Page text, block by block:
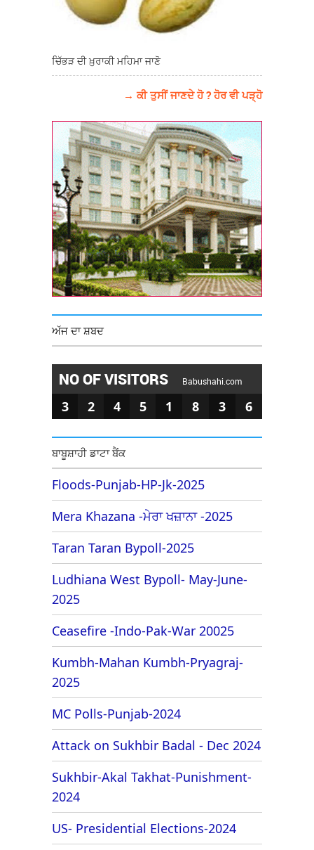
ਚਿੱਭੜ ਦੀ ਖ਼ੁਰਾਕੀ ਮਹਿਮਾ ਜਾਣੋ
→ ਕੀ ਤੁਸੀਂ ਜਾਣਦੇ ਹੋ ? ਹੋਰ ਵੀ ਪੜ੍ਹੋ
ਅੱਜ ਦਾ ਸ਼ਬਦ
NO OF VISITORS Babushahi.com
3 2 4 5 1 8 3 6
ਬਾਬੂਸ਼ਾਹੀ ਡਾਟਾ ਬੈਂਕ
Floods-Punjab-HP-Jk-2025
Mera Khazana -ਮੇਰਾ ਖਜ਼ਾਨਾ -2025
Taran Taran Bypoll-2025
Ludhiana West Bypoll- May-June-
2025
Ceasefire -Indo-Pak-War 20025
Kumbh-Mahan Kumbh-Pryagraj-
2025
MC Polls-Punjab-2024
Attack on Sukhbir Badal - Dec 2024
Sukhbir-Akal Takhat-Punishment-
2024
US- Presidential Elections-2024